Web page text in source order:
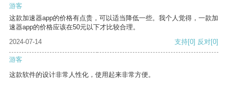
游客
这款加速器app的价格有点贵，可以适当降低一些。我个人觉得，一款加
速器app的价格应该在50元以下才比较合理。
2024-07-14
支持[0] 反对[0]
游客
这款软件的设计非常人性化，使用起来非常方便。